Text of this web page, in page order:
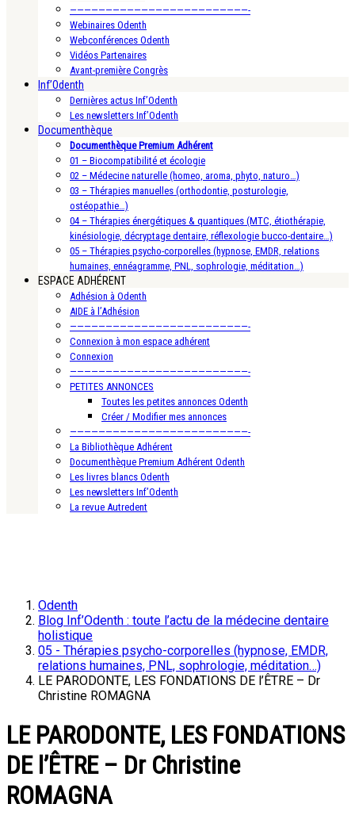
—————————————————————————-
Webinaires Odenth
Webconférences Odenth
Vidéos Partenaires
Avant-première Congrès
Inf’Odenth
Dernières actus Inf’Odenth
Les newsletters Inf’Odenth
Documenthèque
Documenthèque Premium Adhérent
01 – Biocompatibilité et écologie
02 – Médecine naturelle (homeo, aroma, phyto, naturo…)
03 – Thérapies manuelles (orthodontie, posturologie,
ostéopathie…)
04 – Thérapies énergétiques & quantiques (MTC, étiothérapie,
kinésiologie, décryptage dentaire, réflexologie bucco-dentaire…)
05 – Thérapies psycho-corporelles (hypnose, EMDR, relations
humaines, ennéagramme, PNL, sophrologie, méditation…)
ESPACE ADHÉRENT
Adhésion à Odenth
AIDE à l’Adhésion
—————————————————————————-
Connexion à mon espace adhérent
Connexion
—————————————————————————-
PETITES ANNONCES
Toutes les petites annonces Odenth
Créer / Modifier mes annonces
—————————————————————————-
La Bibliothèque Adhérent
Documenthèque Premium Adhérent Odenth
Les livres blancs Odenth
Les newsletters Inf’Odenth
La revue Autredent
Odenth
Blog Inf’Odenth : toute l’actu de la médecine dentaire
holistique
05 - Thérapies psycho-corporelles (hypnose, EMDR,
relations humaines, PNL, sophrologie, méditation…)
LE PARODONTE, LES FONDATIONS DE l’ÊTRE – Dr
Christine ROMAGNA
LE PARODONTE, LES FONDATIONS
DE l’ÊTRE – Dr Christine
ROMAGNA